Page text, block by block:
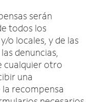
serán
todos los
o locales, y de las
denuncias,
cualquier otro
una
recompensa